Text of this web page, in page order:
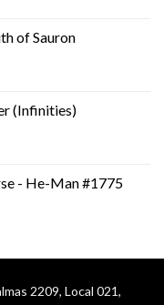
of Sauron
(Infinities)
- He-Man #1775
2209, Local 021,